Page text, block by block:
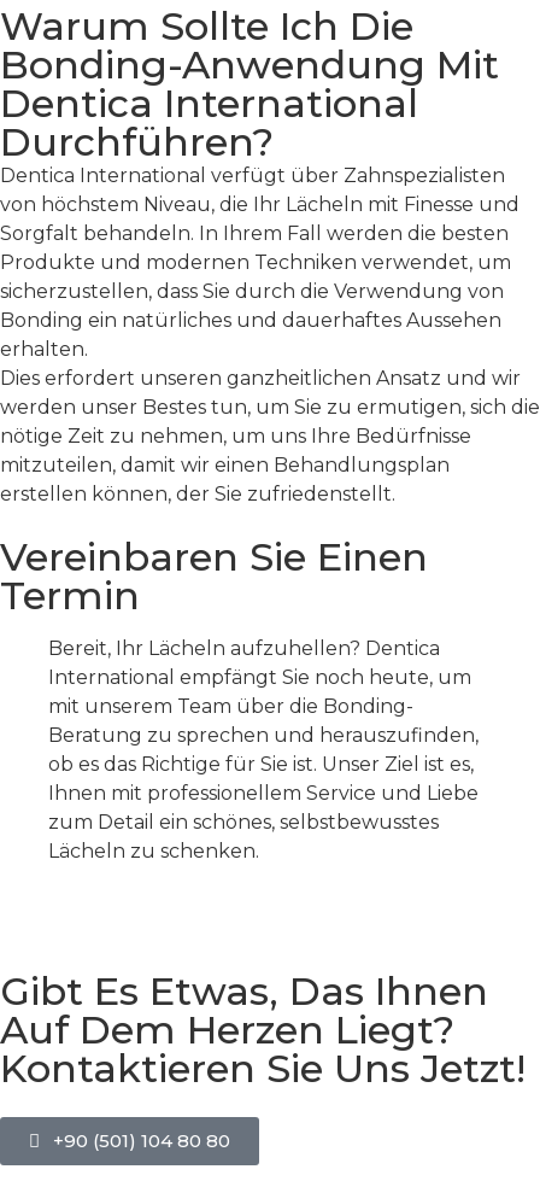
Warum Sollte Ich Die
Bonding-Anwendung Mit
Dentica International
Durchführen?
Dentica International verfügt über Zahnspezialisten
von höchstem Niveau, die Ihr Lächeln mit Finesse und
Sorgfalt behandeln. In Ihrem Fall werden die besten
Produkte und modernen Techniken verwendet, um
sicherzustellen, dass Sie durch die Verwendung von
Bonding ein natürliches und dauerhaftes Aussehen
erhalten.
Dies erfordert unseren ganzheitlichen Ansatz und wir
werden unser Bestes tun, um Sie zu ermutigen, sich die
nötige Zeit zu nehmen, um uns Ihre Bedürfnisse
mitzuteilen, damit wir einen Behandlungsplan
erstellen können, der Sie zufriedenstellt.
Vereinbaren Sie Einen
Termin
Bereit, Ihr Lächeln aufzuhellen? Dentica
International empfängt Sie noch heute, um
mit unserem Team über die Bonding-
Beratung zu sprechen und herauszufinden,
ob es das Richtige für Sie ist. Unser Ziel ist es,
Ihnen mit professionellem Service und Liebe
zum Detail ein schönes, selbstbewusstes
Lächeln zu schenken.
Gibt Es Etwas, Das Ihnen
Auf Dem Herzen Liegt?
Kontaktieren Sie Uns Jetzt!
+90 (501) 104 80 80